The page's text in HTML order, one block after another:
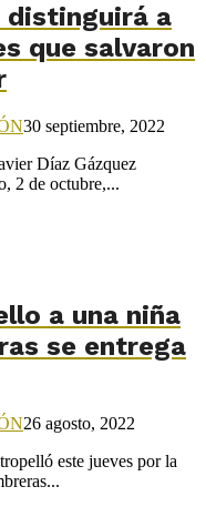
distinguirá a
que salvaron
30 septiembre, 2022
Díaz Gázquez
2 de octubre,...
a una niña
se entrega
26 agosto, 2022
este jueves por la